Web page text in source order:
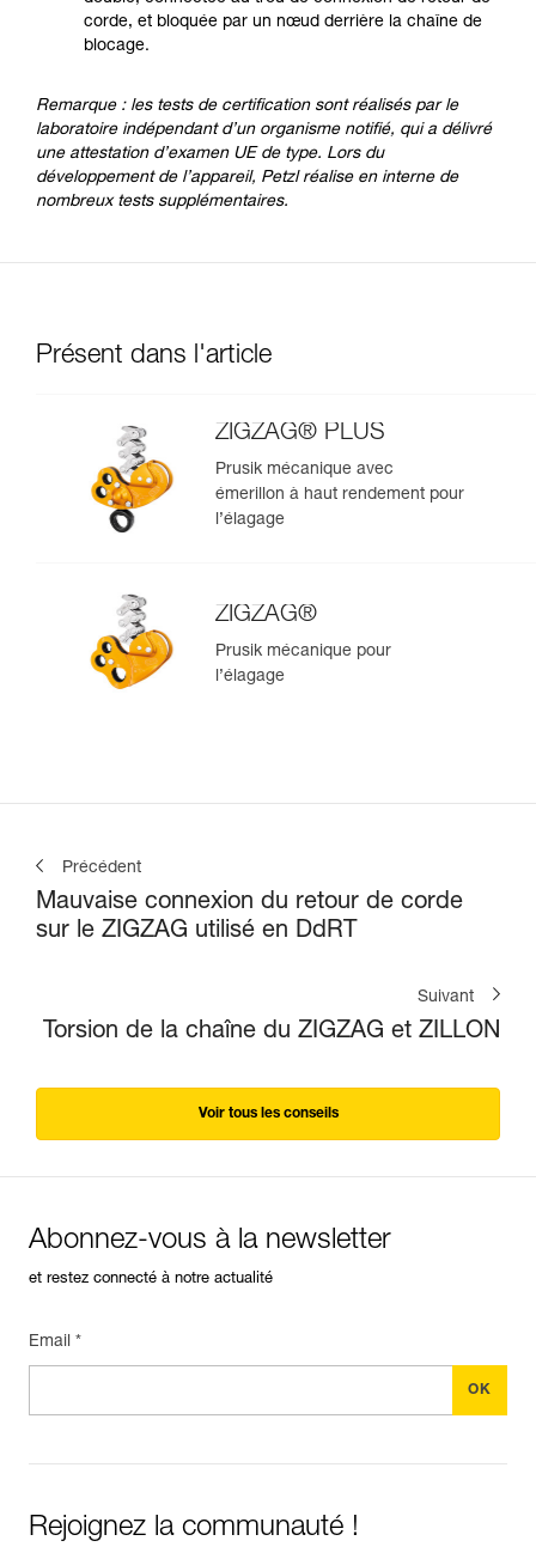
corde, et bloquée par un nœud derrière la chaîne de
blocage.
Remarque : les tests de certification sont réalisés par le
laboratoire indépendant d’un organisme notifié, qui a délivré
une attestation d’examen UE de type. Lors du
développement de l’appareil, Petzl réalise en interne de
nombreux tests supplémentaires.
Présent dans l'article
ZIGZAG® PLUS
Prusik mécanique avec
émerillon à haut rendement pour
l’élagage
ZIGZAG®
Prusik mécanique pour
l’élagage
Précédent
Mauvaise connexion du retour de corde
sur le ZIGZAG utilisé en DdRT
Suivant
Torsion de la chaîne du ZIGZAG et ZILLON
Voir tous les conseils
Abonnez-vous à la newsletter
et restez connecté à notre actualité
Email *
Rejoignez la communauté !